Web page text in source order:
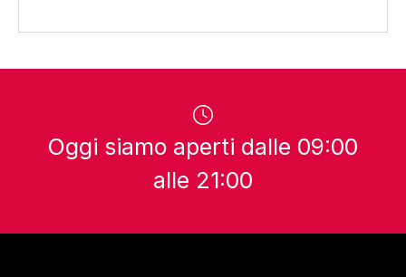
Oggi siamo aperti dalle 09:00
alle 21:00